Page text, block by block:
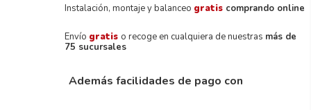
Instalación, montaje y balanceo gratis comprando online
Envío gratis o recoge en cualquiera de nuestras más de
75 sucursales
Además facilidades de pago con